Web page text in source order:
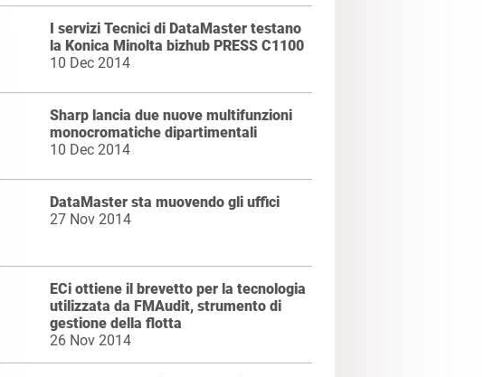
I servizi Tecnici di DataMaster testano
la Konica Minolta bizhub PRESS C1100
10 Dec 2014
Sharp lancia due nuove multifunzioni
monocromatiche dipartimentali
10 Dec 2014
DataMaster sta muovendo gli uffici
27 Nov 2014
ECi ottiene il brevetto per la tecnologia
utilizzata da FMAudit, strumento di
gestione della flotta
26 Nov 2014